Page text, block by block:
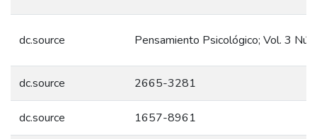
dc.source Pensamiento Psicológico; Vol. 3
dc.source 2665-3281
dc.source 1657-8961